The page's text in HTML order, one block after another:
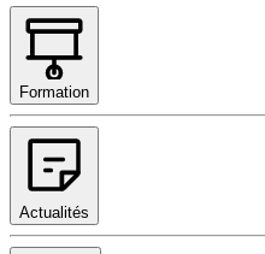
Formation
Actualités